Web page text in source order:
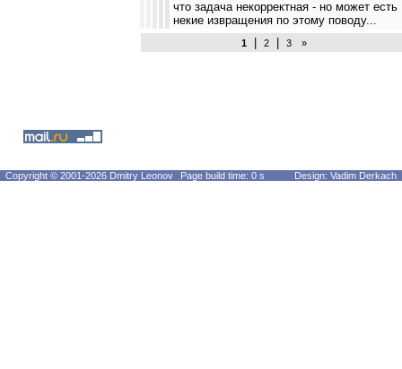
что задача некорректная - но может есть
некие извращения по этому поводу...
1| 2| 3 »
Copyright © 2001-2026 Dmitry Leonov Page build time: 0 s Design: Vadim Derkach